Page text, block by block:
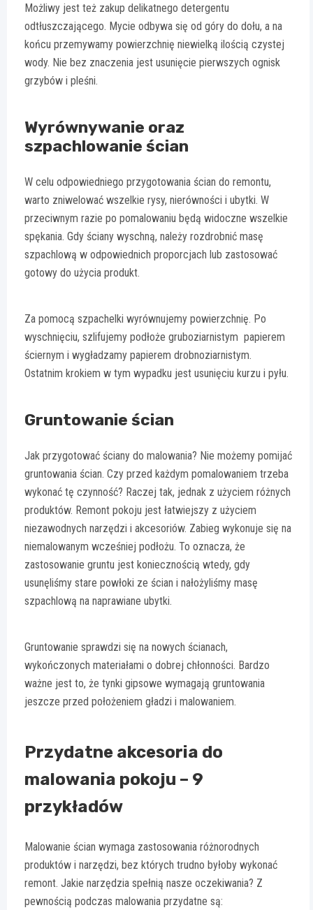
Możliwy jest też zakup delikatnego detergentu
odtłuszczającego. Mycie odbywa się od góry do dołu, a na
końcu przemywamy powierzchnię niewielką ilością czystej
wody. Nie bez znaczenia jest usunięcie pierwszych ognisk
grzybów i pleśni.
Wyrównywanie oraz
szpachlowanie ścian
W celu odpowiedniego przygotowania ścian do remontu,
warto zniwelować wszelkie rysy, nierówności i ubytki. W
przeciwnym razie po pomalowaniu będą widoczne wszelkie
spękania. Gdy ściany wyschną, należy rozdrobnić masę
szpachlową w odpowiednich proporcjach lub zastosować
gotowy do użycia produkt.
Za pomocą szpachelki wyrównujemy powierzchnię. Po
wyschnięciu, szlifujemy podłoże gruboziarnistym papierem
ściernym i wygładzamy papierem drobnoziarnistym.
Ostatnim krokiem w tym wypadku jest usunięciu kurzu i pyłu.
Gruntowanie ścian
Jak przygotować ściany do malowania? Nie możemy pomijać
gruntowania ścian. Czy przed każdym pomalowaniem trzeba
wykonać tę czynność? Raczej tak, jednak z użyciem różnych
produktów. Remont pokoju jest łatwiejszy z użyciem
niezawodnych narzędzi i akcesoriów. Zabieg wykonuje się na
niemalowanym wcześniej podłożu. To oznacza, że
zastosowanie gruntu jest koniecznością wtedy, gdy
usunęliśmy stare powłoki ze ścian i nałożyliśmy masę
szpachlową na naprawiane ubytki.
Gruntowanie sprawdzi się na nowych ścianach,
wykończonych materiałami o dobrej chłonności. Bardzo
ważne jest to, że tynki gipsowe wymagają gruntowania
jeszcze przed położeniem gładzi i malowaniem.
Przydatne akcesoria do
malowania pokoju – 9
przykładów
Malowanie ścian wymaga zastosowania różnorodnych
produktów i narzędzi, bez których trudno byłoby wykonać
remont. Jakie narzędzia spełnią nasze oczekiwania? Z
pewnością podczas malowania przydatne są: